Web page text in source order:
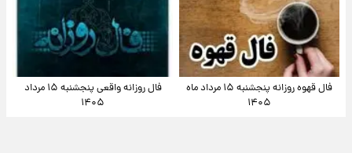
فال قهوه روزانه پنجشنبه ۱۵ مرداد ماه
۱۴۰۵
فال روزانه واقعی پنجشنبه ۱۵ مرداد
۱۴۰۵